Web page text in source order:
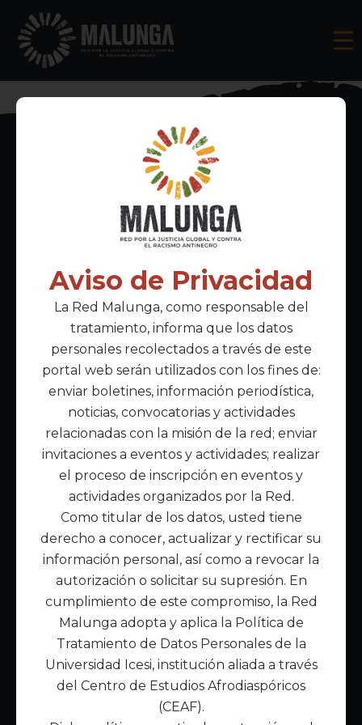
Inscríbete al boletín informativo
Acepto lapolítica de privacidad
Enlaces Principales
Inicio
Acerca de Malunga
Nuestra misión
Quiénes somos
Enlaces de interés
Publicaciones
Noticias
Contáctanos
Política de Tratamiento de Datos
Aviso de Privacidad
La Red Malunga, como responsable del
tratamiento, informa que los datos
personales recolectados a través de este
portal web serán utilizados con los fines de:
enviar boletines, información periodística,
noticias, convocatorias y actividades
relacionadas con la misión de la red; enviar
invitaciones a eventos y actividades; realizar
el proceso de inscripción en eventos y
actividades organizados por la Red.
Como titular de los datos, usted tiene
derecho a conocer, actualizar y rectificar su
información personal, así como a revocar la
autorización o solicitar su supresión. En
cumplimiento de este compromiso, la Red
Malunga adopta y aplica la Política de
Tratamiento de Datos Personales de la
Universidad Icesi, institución aliada a través
del Centro de Estudios Afrodiaspóricos
(CEAF).